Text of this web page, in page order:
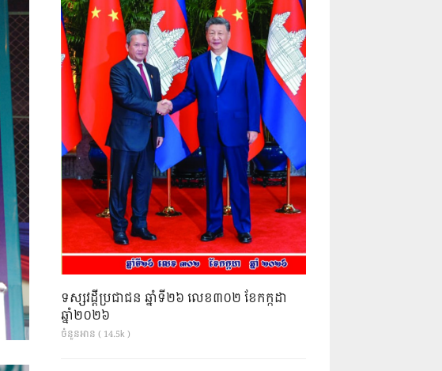
ទស្សវដ្តីប្រជាជន ឆ្នាំទី២៦ លេខ៣០២ ខែកក្កដា
ឆ្នាំ២០២៦
ចំនួនអាន ( 14.5k )